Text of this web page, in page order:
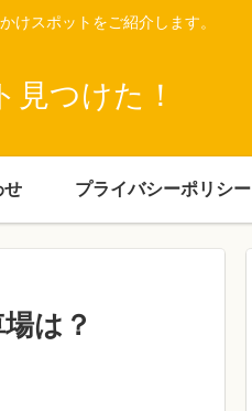
けスポットをご紹介します。
見つけた！
せ プライバシーポリシー
は？